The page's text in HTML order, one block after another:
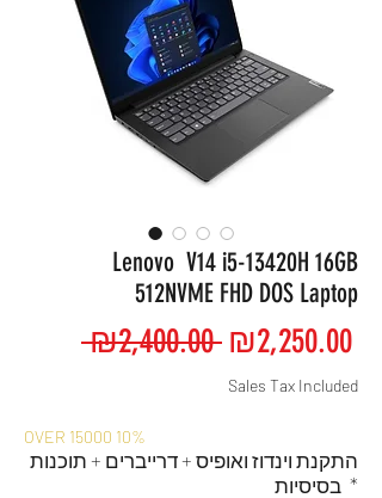
Lenovo V14 i5-13420H 16GB
512NVME FHD DOS Laptop
₪2,400.00 Regular
Price
₪2,250.00Sale
Sales Tax Included
OVER 15000 10%
התקנת וינדוז ואופיס + דרייברים + תוכנות
*